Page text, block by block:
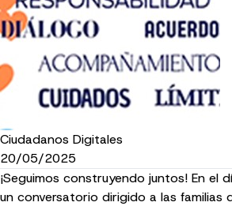
Ciudadanos Digitales
20/05/2025
¡Seguimos construyendo juntos! En el
un conversatorio dirigido a las familias